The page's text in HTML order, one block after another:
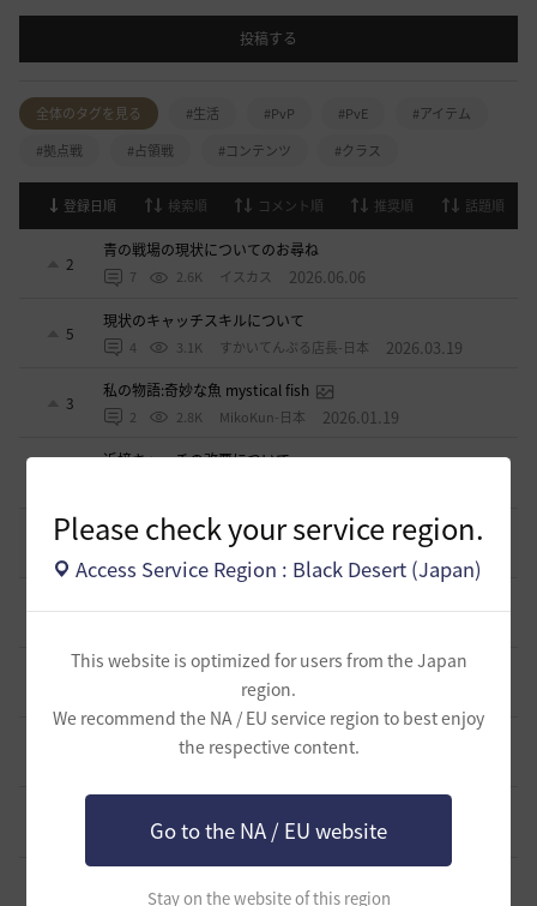
Please check your service region.
Access Service Region : Black Desert (Japan)
This website is optimized for users from the Japan
region.
We recommend the NA / EU service region to best enjoy
the respective content.
Go to the NA / EU website
Stay on the website of this region
投稿する
全体のタグを見る #生活 #PvP #PvE
#アイテム
#拠点戦
#占領戦 #コンテンツ #クラス
登録日順 検索順 コメント順 推奨順 話題順
2
青の戦場の現状についてのお尋ね
7 2.6K イスカス 2026.06.06
5
現状のキャッチスキルについて
4 3.1K すかいてんぷる店長-日本 2026.03.19
3
私の物語:奇妙な魚 mystical fish
2 2.8K MikoKun-日本 2026.01.19
近接キャッチの改悪について
4
ゲーム起動時の手間を省略してほしい
2025.08.09
15
生活用の補助道具について
エンカ-日本
ソンカクシ7災について
2.8K 不明 2024.10.06